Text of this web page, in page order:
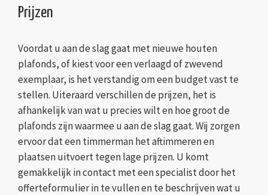
Prijzen
Voordat u aan de slag gaat met nieuwe houten
plafonds, of kiest voor een verlaagd of zwevend
exemplaar, is het verstandig om een budget vast te
stellen. Uiteraard verschillen de prijzen, het is
afhankelijk van wat u precies wilt en hoe groot de
plafonds zijn waarmee u aan de slag gaat. Wij zorgen
ervoor dat een timmerman het aftimmeren en
plaatsen uitvoert tegen lage prijzen. U komt
gemakkelijk in contact met een specialist door het
offerteformulier in te vullen en te beschrijven wat u